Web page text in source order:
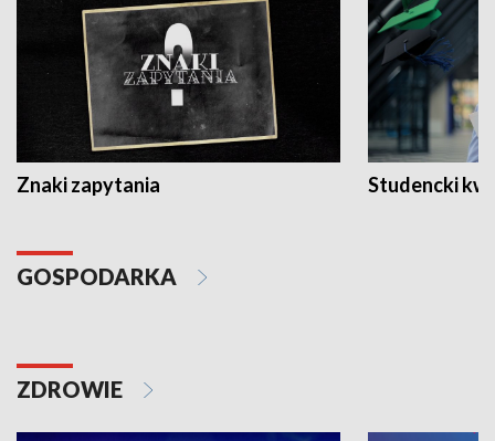
Znaki zapytania Studencki
GOSPODARKA
ZDROWIE